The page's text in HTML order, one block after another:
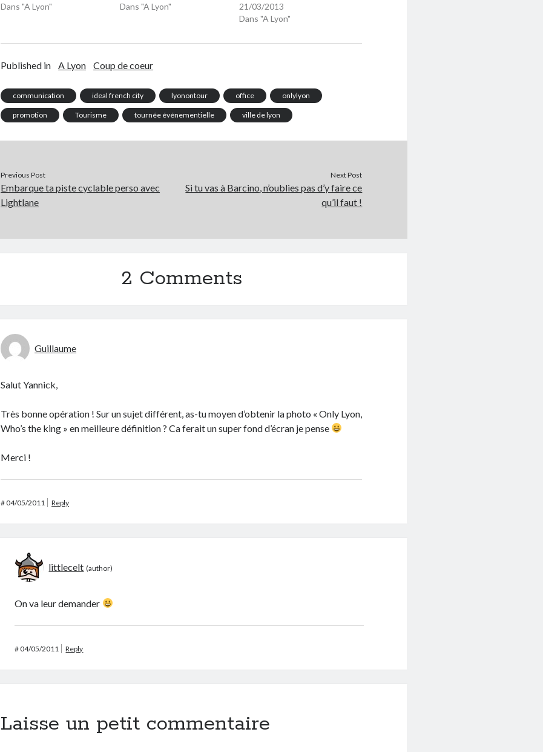
Dans "A Lyon"
Dans "A Lyon"
21/03/2013
Dans "A Lyon"
Published in A Lyon Coup de coeur
communication ideal french city lyonontour office onlylyon
promotion Tourisme tournée événementielle ville de lyon
Previous Post
Embarque ta piste cyclable perso avec
Lightlane
Next Post
Si tu vas à Barcino, n’oublies pas d’y faire ce
qu’il faut !
2 Comments
Guillaume
Salut Yannick,
Très bonne opération ! Sur un sujet différent, as-tu moyen d’obtenir la photo « Only Lyon,
Who’s the king » en meilleure définition ? Ca ferait un super fond d’écran je pense
Merci !
#04/05/2011 Reply
littlecelt
On va leur demander
#04/05/2011 Reply
Laisse un petit commentaire